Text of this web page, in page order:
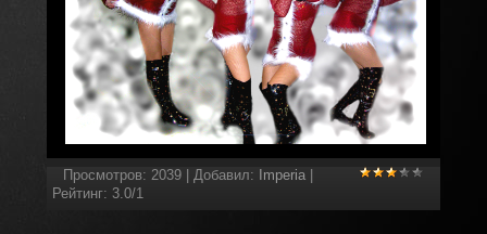
Просмотров: 2039| Добавил: Imperia
Рейтинг: 3.0/1